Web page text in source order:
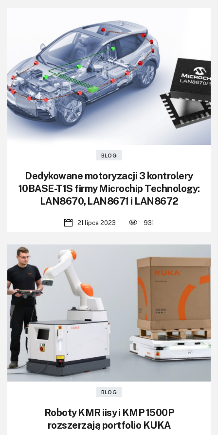
BLOG
Dedykowane motoryzacji 3 kontrolery
10BASE-T1S firmy Microchip Technology:
LAN8670, LAN8671 i LAN8672
21 lipca 2023 931
BLOG
Roboty KMR iisy i KMP 1500P
rozszerzają portfolio KUKA